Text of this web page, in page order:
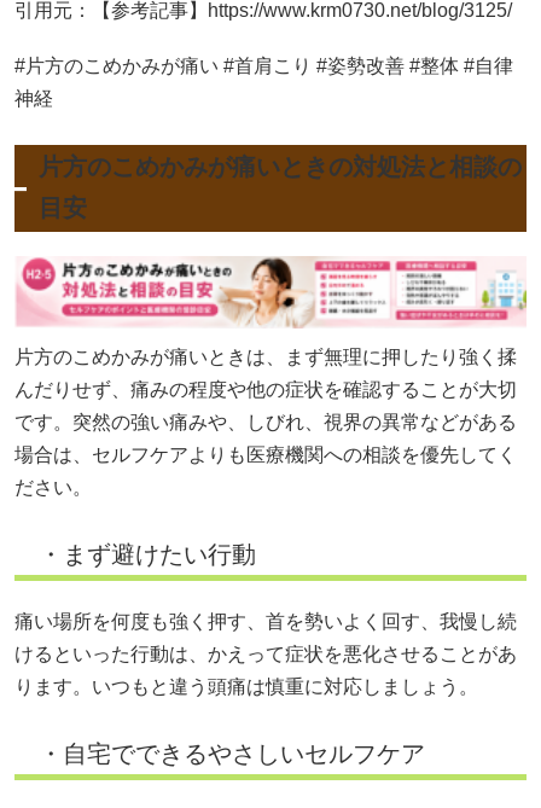
引用元：【参考記事】https://www.krm0730.net/blog/3125/
#片方のこめかみが痛い #首肩こり #姿勢改善 #整体 #自律
神経
片方のこめかみが痛いときの対処法と相談の
目安
片方のこめかみが痛いときは、まず無理に押したり強く揉
んだりせず、痛みの程度や他の症状を確認することが大切
です。突然の強い痛みや、しびれ、視界の異常などがある
場合は、セルフケアよりも医療機関への相談を優先してく
ださい。
・まず避けたい行動
痛い場所を何度も強く押す、首を勢いよく回す、我慢し続
けるといった行動は、かえって症状を悪化させることがあ
ります。いつもと違う頭痛は慎重に対応しましょう。
・自宅でできるやさしいセルフケア